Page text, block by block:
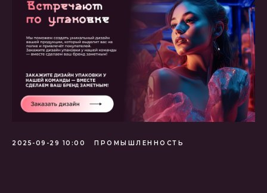
2025-09-29 10:00 ПРОМЫШЛЕННОСТЬ